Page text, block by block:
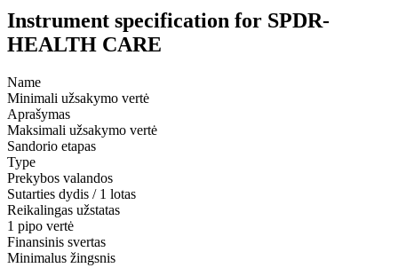
Instrument specification for SPDR-
HEALTH CARE
Name
Minimali užsakymo vertė
Aprašymas
Maksimali užsakymo vertė
Sandorio etapas
Type
Prekybos valandos
Sutarties dydis / 1 lotas
Reikalingas užstatas
1 pipo vertė
Finansinis svertas
Minimalus žingsnis